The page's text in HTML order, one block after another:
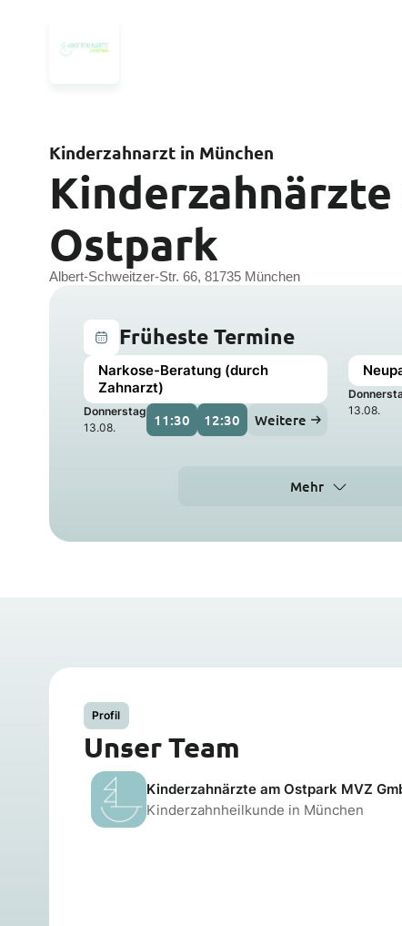
Kinderzahnarzt in München
Kinderzahnärzte
Ostpark
Albert-Schweitzer-Str. 66, 81735 München
Früheste Termine
Narkose-Beratung (durch
Zahnarzt)
Donnerstag
13.08.
11:30 12:30 Weitere
13.08.
Mehr
Profil
Unser Team
Kinderzahnärzte am Ostpark MVZ
Kinderzahnheilkunde in München